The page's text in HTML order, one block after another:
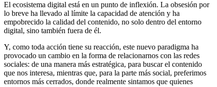
El ecosistema digital está en un punto de inflexión. La obsesión por
lo breve ha llevado al límite la capacidad de atención y ha
empobrecido la calidad del contenido, no solo dentro del entorno
digital, sino también fuera de él.
Y, como toda acción tiene su reacción, este nuevo paradigma ha
provocado un cambio en la forma de relacionarnos con las redes
sociales: de una manera más estratégica, para buscar el contenido
que nos interesa, mientras que, para la parte más social, preferimos
entornos más cerrados, donde realmente sintamos que quienes